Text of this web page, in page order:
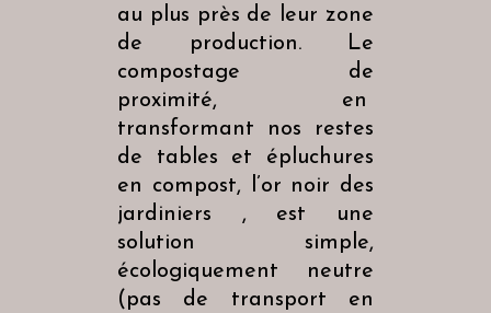
au plus près de leur zone
de production. Le
compostage de
proximité, en
transformant nos restes
de tables et épluchures
en compost, l’or noir des
jardiniers , est une
solution simple,
écologiquement neutre
(pas de transport en